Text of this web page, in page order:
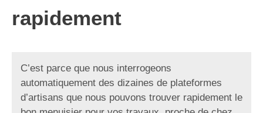
rapidement
C’est parce que nous interrogeons
automatiquement des dizaines de plateformes
d’artisans que nous pouvons trouver rapidement le